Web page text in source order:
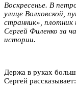
Воскресенье. В
улице Волховской,
странник»,
Сергей Филенко за
истории.
Держа в руках
Сергей рассказывает: